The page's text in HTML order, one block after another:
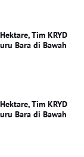
Tim KRYD
Bara di Bawah
Tim KRYD
Bara di Bawah